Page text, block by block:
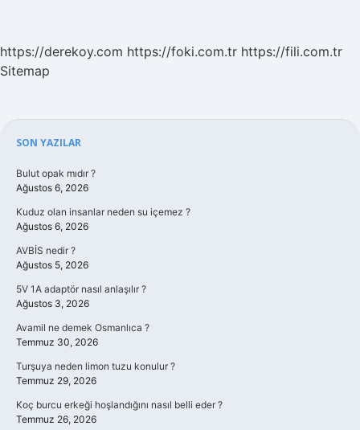
https://derekoy.com https://foki.com.tr https://fili.com.tr
Sitemap
Sidebar
SON YAZILAR
Bulut opak mıdır ?
Ağustos 6, 2026
Kuduz olan insanlar neden su içemez ?
Ağustos 6, 2026
AVBİS nedir ?
Ağustos 5, 2026
5V 1A adaptör nasıl anlaşılır ?
Ağustos 3, 2026
Avamil ne demek Osmanlıca ?
Temmuz 30, 2026
Turşuya neden limon tuzu konulur ?
Temmuz 29, 2026
Koç burcu erkeği hoşlandığını nasıl belli eder ?
Temmuz 26, 2026